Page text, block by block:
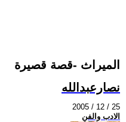
الميراث -قصة قصيرة
نصارعبدالله
2005 / 12 / 25
الادب والفن